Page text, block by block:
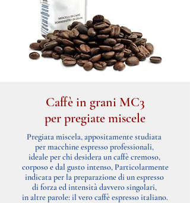
Caffè in grani MC3
per pregiate miscele
Pregiata miscela, appositamente studiata
per macchine espresso professionali,
ideale per chi desidera un caffè cremoso,
corposo e dal gusto intenso, Particolarmente
indicata per la preparazione di un espresso
di forza ed intensità davvero singolari,
in altre parole: il vero caffè espresso italiano.